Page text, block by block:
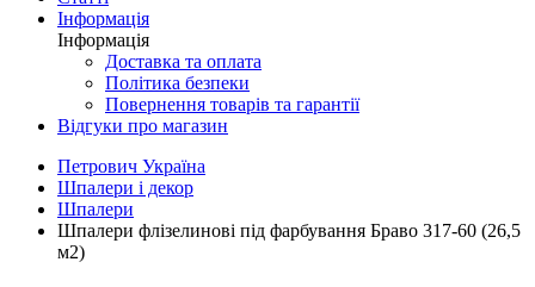
Інформація
Інформація
Доставка та оплата
Політика безпеки
Повернення товарів та гарантії
Відгуки про магазин
Петрович Україна
Шпалери і декор
Шпалери
Шпалери флізелинові під фарбування Браво 317-60 (26,5
м2)